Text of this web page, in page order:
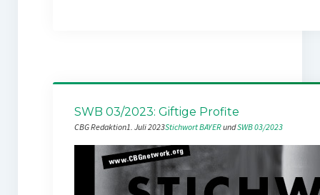
SWB 03/2023: Giftige Profite
CBG Redaktion1. Juli 2023Stichwort BAYER und SWB 03/2023